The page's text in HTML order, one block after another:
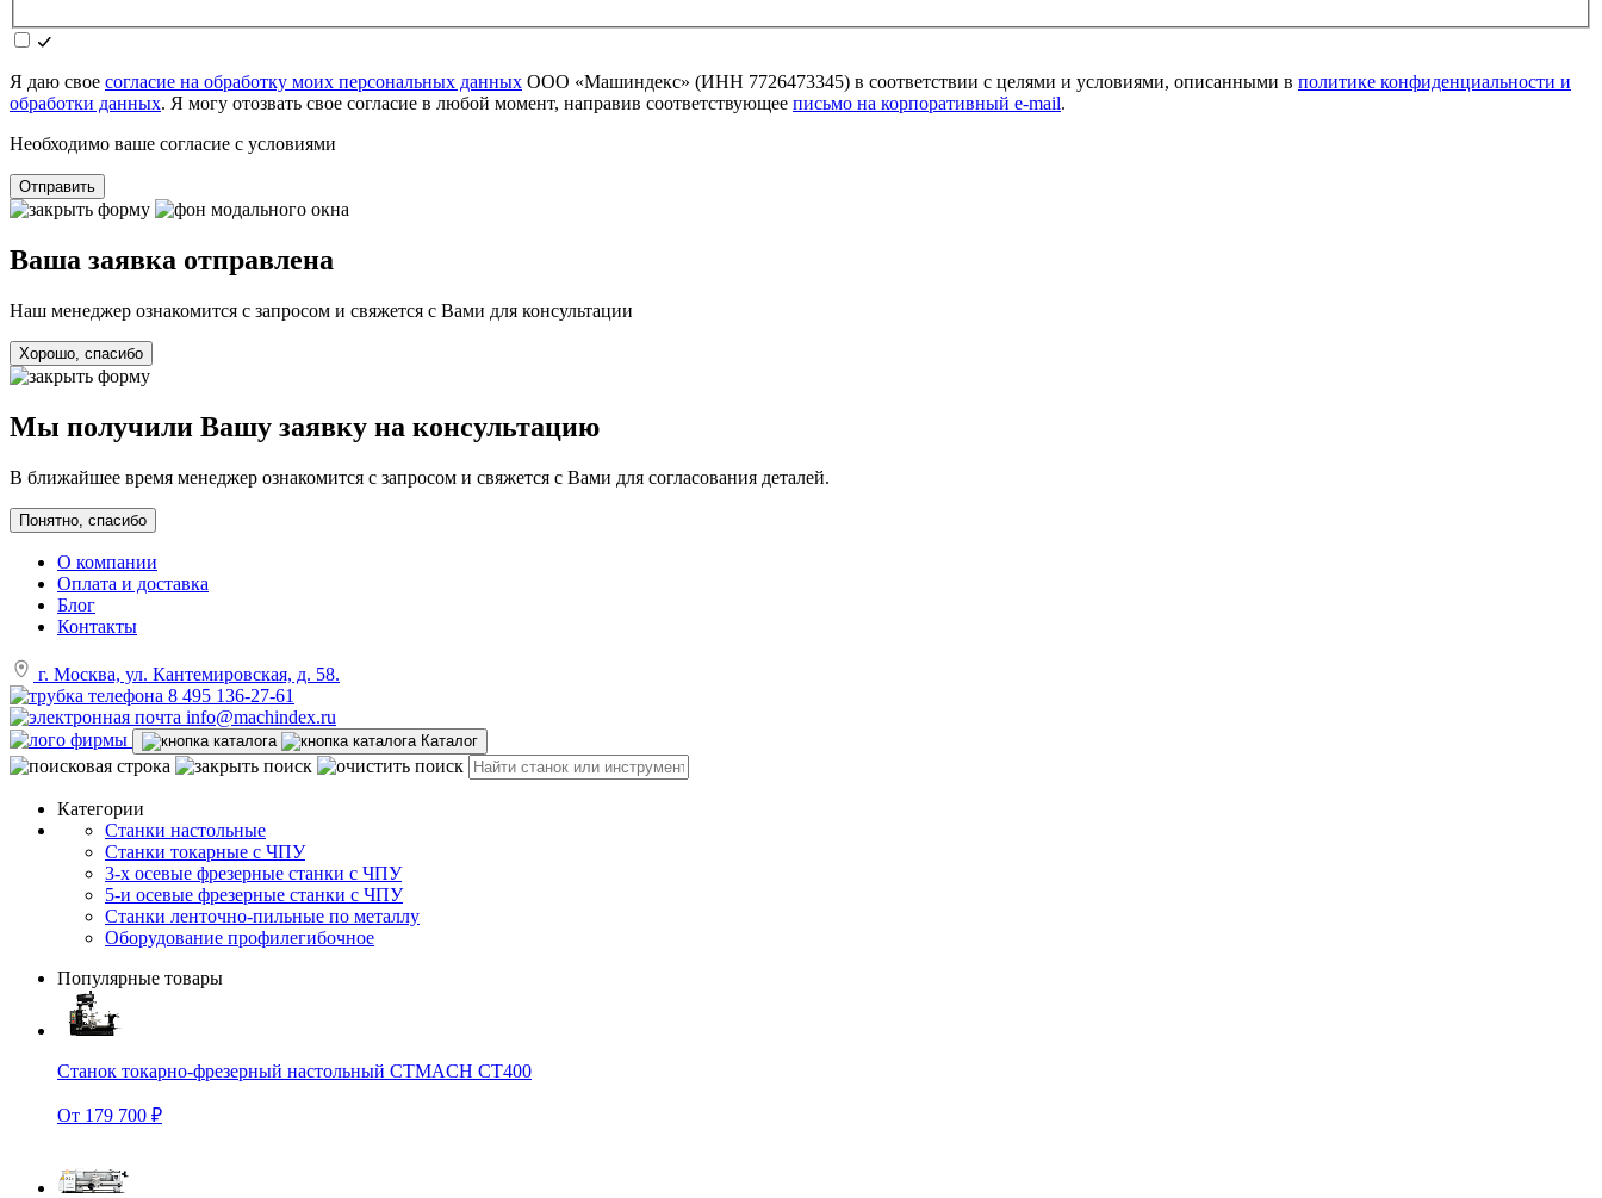
Я даю свое согласие на обработку моих персональных данных ООО «Машиндекс» (ИНН 7726473345) в соответствии с целями и условиями, описанными в политике конфиденциальности и
обработки данных. Я могу отозвать свое согласие в любой момент, направив соответствующее письмо на корпоративный e-mail.
Необходимо ваше согласие с условиями
Отправить
Ваша заявка отправлена
Наш менеджер ознакомится с запросом и свяжется с Вами для консультации
Хорошо, спасибо
Мы получили Вашу заявку на консультацию
В ближайшее время менеджер ознакомится с запросом и свяжется с Вами для согласования деталей.
Понятно, спасибо
О компании
Оплата и доставка
Блог
Контакты
г. Москва, ул. Кантемировская, д. 58.
8 495 136-27-61
info@machindex.ru
Каталог
Категории
Станки настольные
Станки токарные с ЧПУ
3-х осевые фрезерные станки с ЧПУ
5-и осевые фрезерные станки с ЧПУ
Станки ленточно-пильные по металлу
Оборудование профилегибочное
Популярные товары
Станок токарно-фрезерный настольный CTMACH CT400
От 179 700 ₽